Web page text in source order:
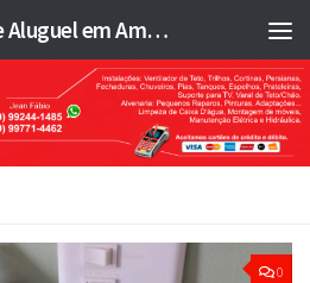
Jean Fabio - Marido de Aluguel em Americana SP e região - JFMA
0